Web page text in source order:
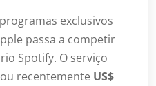
exclusivos
passa a competir
Spotify. O serviço
recentemente US$